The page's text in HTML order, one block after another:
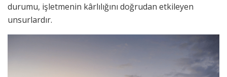
durumu, işletmenin kârlılığını doğrudan etkileyen
unsurlardır.